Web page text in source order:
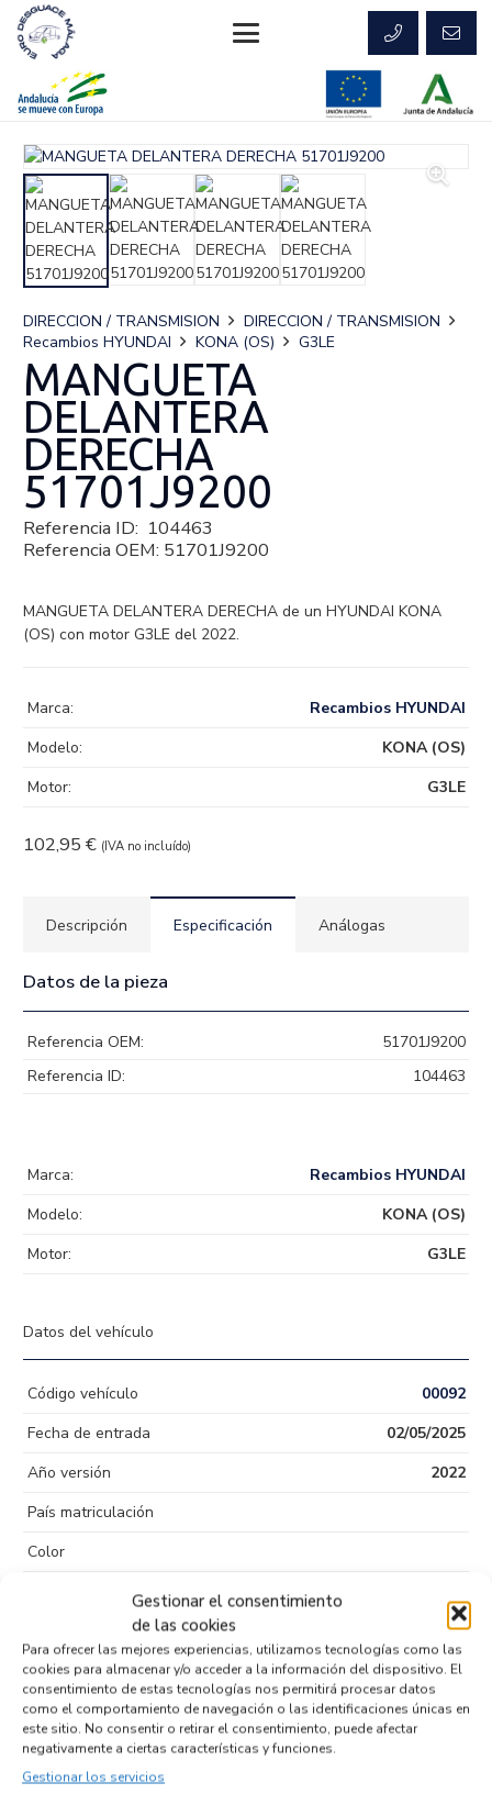
Gestionar el consentimiento
de las cookies
Para ofrecer las mejores experiencias, utilizamos tecnologías como las
cookies para almacenar y/o acceder a la información del dispositivo. El
consentimiento de estas tecnologías nos permitirá procesar datos
como el comportamiento de navegación o las identificaciones únicas en
este sitio. No consentir o retirar el consentimiento, puede afectar
negativamente a ciertas características y funciones.
Gestionar los servicios
DIRECCION / TRANSMISION
DIRECCION / TRANSMISION
Recambios HYUNDAI
KONA (OS) G3LE
MANGUETA
DELANTERA
DERECHA
51701J9200
Referencia ID: 104463
Referencia OEM: 51701J9200
MANGUETA DELANTERA DERECHA de un HYUNDAI KONA
(OS) con motor G3LE del 2022.
102,95 € (IVA no incluído)
Marca:
Recambios HYUNDAI
Modelo:
KONA (OS)
Motor:
G3LE
Descripción Especificación Análogas
Datos de la pieza
Referencia OEM:
51701J9200
Referencia ID:
104463
Marca:
Recambios HYUNDAI
Modelo:
KONA (OS)
Motor:
G3LE
Datos del vehículo
Código vehículo
00092
Fecha de entrada
02/05/2025
Año versión
2022
País matriculación
Color
combustible
Sin plomo 95
Código motor
G3LE
Código cambio